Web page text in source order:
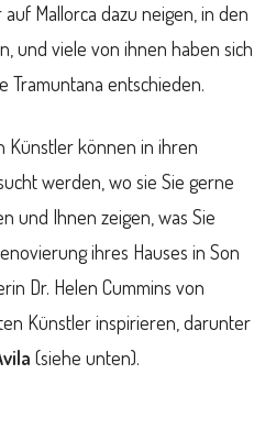
Mallorca dazu neigen, in den
und viele von ihnen haben sich
Tramuntana entschieden.
Künstler können in ihren
werden, wo sie Sie gerne
und Ihnen zeigen, was Sie
ihres Hauses in Son
Dr. Helen Cummins von
Künstler inspirieren, darunter
(siehe unten).